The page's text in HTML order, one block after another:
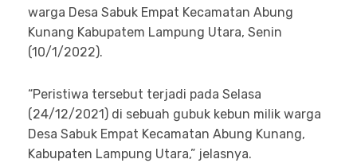
warga Desa Sabuk Empat Kecamatan Abung
Kunang Kabupatem Lampung Utara, Senin
(10/1/2022).
“Peristiwa tersebut terjadi pada Selasa
(24/12/2021) di sebuah gubuk kebun milik warga
Desa Sabuk Empat Kecamatan Abung Kunang,
Kabupaten Lampung Utara,” jelasnya.